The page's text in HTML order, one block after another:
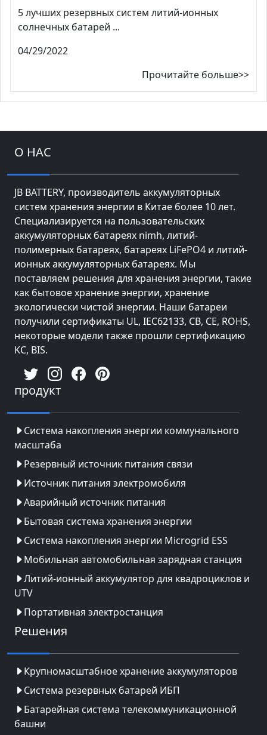
5 лучших резервных систем литий-ионных
солнечных батарей ...
04/29/2022
Прочитайте больше>>
О НАС
JB BATTERY, производитель аккумуляторных
систем хранения энергии в Китае более 10 лет.
Специализируется на пользовательских
аккумуляторных батареях nimh, литий-
полимерных батареях, батареях LiFePO4 и литий-
ионных аккумуляторных батареях. Мы
поставляем решения для хранения энергии, такие
как бытовое хранение энергии, хранение
экологически чистой энергии. Наши батареи
получили сертификаты UL, IEC62133, CB, CE, ROHS,
некоторые модели также прошли сертификацию
KC, BIS.
продукт
Система накопления энергии коммунального
масштаба
Резервный источник питания связи
Источник питания электромобиля
Аварийный источник питания
Бытовая система хранения энергии
Система накопления энергии Microgrid ESS
Мобильная автомобильная зарядная станция
Литий-ионный аккумулятор для квадроциклов и
UTV
Портативная электростанция
Решения
Крупномасштабное хранение аккумуляторов
Система резервных батарей ИБП
Батарейная система телекоммуникационной
башни